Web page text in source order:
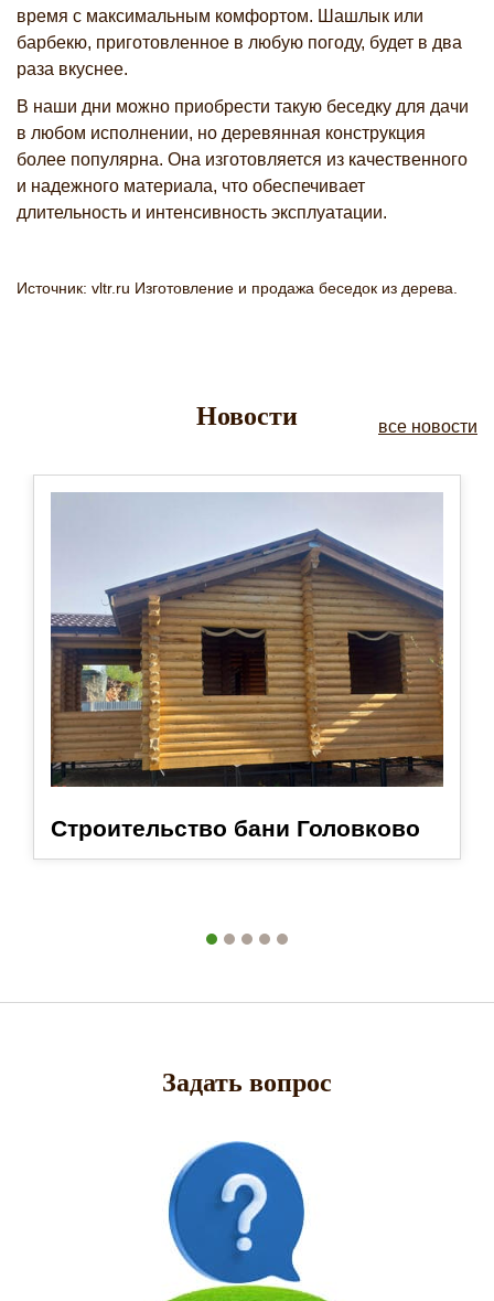
время с максимальным комфортом. Шашлык или
барбекю, приготовленное в любую погоду, будет в два
раза вкуснее.
В наши дни можно приобрести такую беседку для дачи
в любом исполнении, но деревянная конструкция
более популярна. Она изготовляется из качественного
и надежного материала, что обеспечивает
длительность и интенсивность эксплуатации.
Источник: vltr.ru Изготовление и продажа беседок из дерева.
Новости все новости
Строительство бани Головково
Задать вопрос